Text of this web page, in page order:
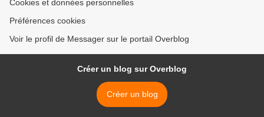
Cookies et données personnelles
Préférences cookies
Voir le profil de Messager sur le portail Overblog
Créer un blog sur Overblog
Créer un blog